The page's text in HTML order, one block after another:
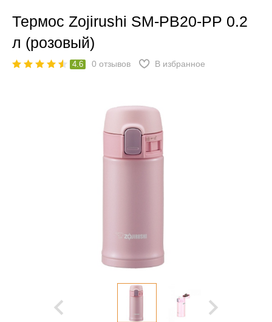
Термос Zojirushi SM-PB20-PP 0.2
л (розовый)
4.6 0 отзывов В избранное